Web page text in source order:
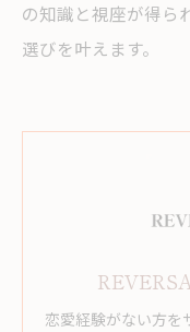
の知識と視座が得ら
選びを叶えます。
恋愛経験がない方を